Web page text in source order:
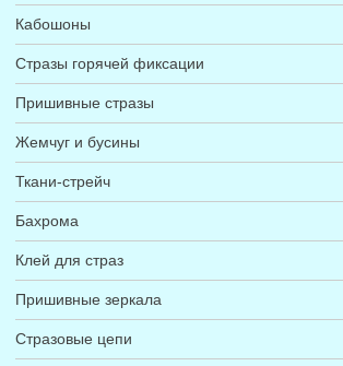
Кабошоны
Стразы горячей фиксации
Пришивные стразы
Жемчуг и бусины
Ткани-стрейч
Бахрома
Клей для страз
Пришивные зеркала
Cтразовые цепи